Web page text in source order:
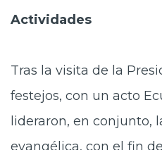
Actividades
Tras la visita de la
festejos, con un acto
lideraron, en conjunto,
evangélica, con el fin